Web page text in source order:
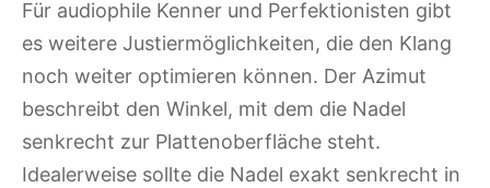
Für audiophile Kenner und Perfektionisten gibt
es weitere Justiermöglichkeiten, die den Klang
noch weiter optimieren können. Der Azimut
beschreibt den Winkel, mit dem die Nadel
senkrecht zur Plattenoberfläche steht.
Idealerweise sollte die Nadel exakt senkrecht in